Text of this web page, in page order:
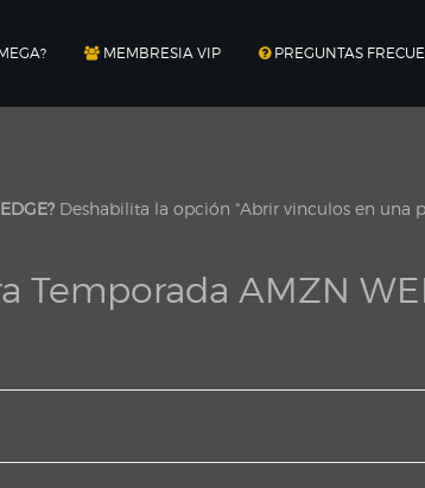
MEMBRESIA VIP PREGUNTAS
Deshabilita la opción "Abrir vinculos en una
Temporada AMZN